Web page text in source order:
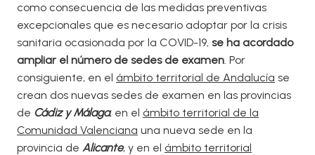
como consecuencia de las medidas preventivas
excepcionales que es necesario adoptar por la crisis
sanitaria ocasionada por la COVID-19, se ha acordado
ampliar el número de sedes de examen. Por
consiguiente, en el ámbito territorial de Andalucía se
crean dos nuevas sedes de examen en las provincias
de Cádiz y Málaga, en el ámbito territorial de la
Comunidad Valenciana una nueva sede en la
provincia de Alicante, y en el ámbito territorial